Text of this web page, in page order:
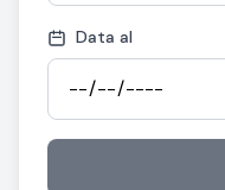
Data al